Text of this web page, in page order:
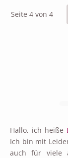
Seite 4 von 4
Hallo, ich heiße
Ich bin mit
auch für viele